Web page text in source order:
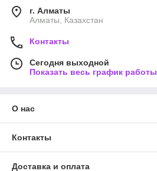
г. Алматы
Алматы, Казахстан
Контакты
Сегодня выходной
Показать весь график работы
О нас
Контакты
Доставка и оплата